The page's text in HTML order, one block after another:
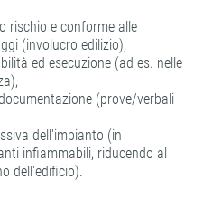
rischio e conforme alle
(involucro edilizio),
ed esecuzione (ad es. nelle
(prove/verbali
dell'impianto (in
infiammabili, riducendo al
dell'edificio).